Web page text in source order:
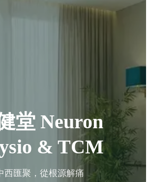
堂 Neuron
& TCM
西匯聚，從根源解痛